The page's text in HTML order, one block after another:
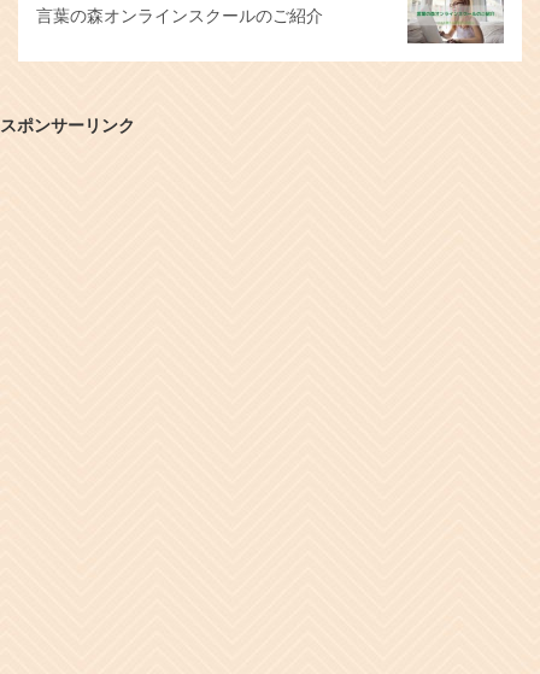
言葉の森オンラインスクールのご紹介
スポンサーリンク